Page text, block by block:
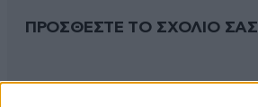
ΠΡΟΣΘΕΣΤΕ ΤΟ ΣΧΟΛΙΟ ΣΑΣ